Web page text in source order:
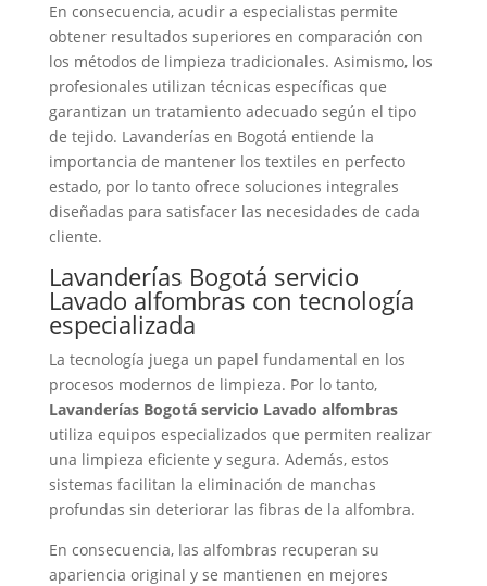
En consecuencia, acudir a especialistas permite
obtener resultados superiores en comparación con
los métodos de limpieza tradicionales. Asimismo, los
profesionales utilizan técnicas específicas que
garantizan un tratamiento adecuado según el tipo
de tejido. Lavanderías en Bogotá entiende la
importancia de mantener los textiles en perfecto
estado, por lo tanto ofrece soluciones integrales
diseñadas para satisfacer las necesidades de cada
cliente.
Lavanderías Bogotá servicio
Lavado alfombras con tecnología
especializada
La tecnología juega un papel fundamental en los
procesos modernos de limpieza. Por lo tanto,
Lavanderías Bogotá servicio Lavado alfombras
utiliza equipos especializados que permiten realizar
una limpieza eficiente y segura. Además, estos
sistemas facilitan la eliminación de manchas
profundas sin deteriorar las fibras de la alfombra.
En consecuencia, las alfombras recuperan su
apariencia original y se mantienen en mejores